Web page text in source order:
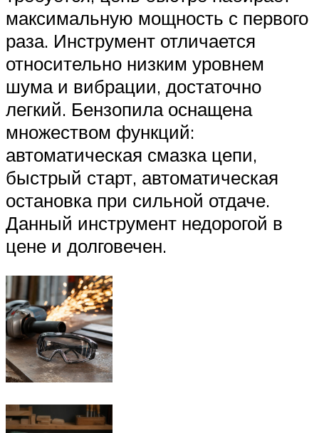
максимальную мощность с первого
раза. Инструмент отличается
относительно низким уровнем
шума и вибрации, достаточно
легкий. Бензопила оснащена
множеством функций:
автоматическая смазка цепи,
быстрый старт, автоматическая
остановка при сильной отдаче.
Данный инструмент недорогой в
цене и долговечен.